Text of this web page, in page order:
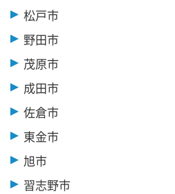
松戸市
野田市
茂原市
成田市
佐倉市
東金市
旭市
習志野市